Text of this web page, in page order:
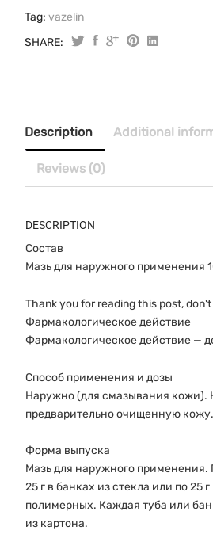
quantity
Tag: vazelin
SHARE:
Description Additional
Reviews (0)
DESCRIPTION
Состав
Мазь для наружного применения
Thank you for reading this post,
Фармакологическое действие
Фармакологическое действие —
Способ применения и дозы
Наружно (для смазывания кожи).
предварительно очищенную кожу.
Форма выпуска
Мазь для наружного применения.
25 г в банках из стекла или по 25
полимерных. Каждая туба или
из картона.